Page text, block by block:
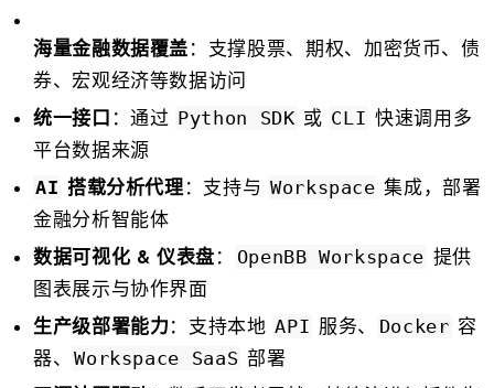
海量金融数据覆盖：支撑股票、期权、加密货币、债
券、宏观经济等数据访问
统一接口 ：通过 Python SDK 或 CLI 快速调用多
平台数据来源
AI 搭载分析代理：支持与 Workspace 集成，部署
金融分析智能体
数据可视化 & 仪表盘： OpenBB Workspace 提供
图表展示与协作界面
生产级部署能力：支持本地 API 服务、 Docker 容
器、
Workspace SaaS 部署